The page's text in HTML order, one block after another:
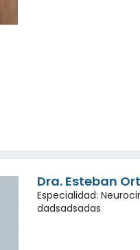
Dra. Esteban
Especialidad:
dadsadsadas